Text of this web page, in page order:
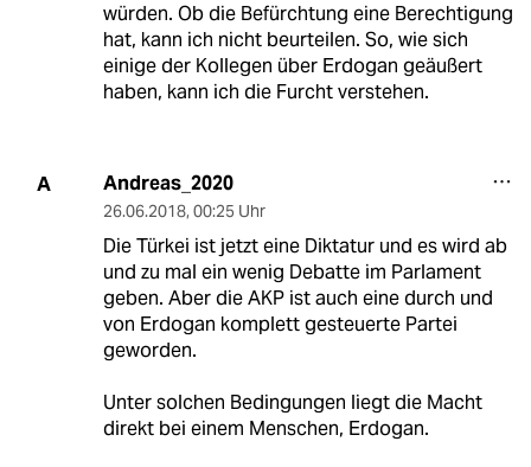
würden. Ob die Befürchtung eine Berechtigung
hat, kann ich nicht beurteilen. So, wie sich
einige der Kollegen über Erdogan geäußert
haben, kann ich die Furcht verstehen.
A Andreas_2020
26.06.2018, 00:25 Uhr
Die Türkei ist jetzt eine Diktatur und es wird ab
und zu mal ein wenig Debatte im Parlament
geben. Aber die AKP ist auch eine durch und
von Erdogan komplett gesteuerte Partei
geworden.
Unter solchen Bedingungen liegt die Macht
direkt bei einem Menschen, Erdogan.